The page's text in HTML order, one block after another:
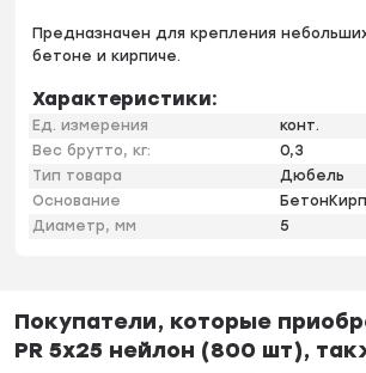
Предназначен для крепления небольших
бетоне и кирпиче.
Характеристики:
Ед. измерения
конт.
Вес брутто, кг:
0,3
Тип товара
Дюбель
Основание
Диаметр, мм
5
Покупатели, которые
PR 5х25 нейлон (800 шт),